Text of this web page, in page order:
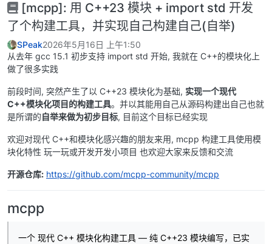
[mcpp]: 用 C++23 模块 + import std 开发
了个构建工具，并实现自己构建自己(自举)
SPeak2026年5月16日 上午1:50
从去年 gcc 15.1 初步支持 import std 开始, 我就在 C++的模块化上
做了很多实践
前段时间, 突然产生了以 C++23 模块化为基础, 实现一个现代
C++模块化项目的构建工具。并以其能用自己从源码构建出自己也就
是所谓的自举来做为初步目标, 目前这个目标已经实现
欢迎对现代 C++和模块化感兴趣的朋友来用, mcpp 构建工具使用模
块化特性 玩一玩或开发开发小项目 也欢迎大家来反馈和交流
开源仓库: https://github.com/mcpp-community/mcpp
mcpp
一个 现代 C++ 模块化构建工具 — 纯 C++23 模块编写，已实